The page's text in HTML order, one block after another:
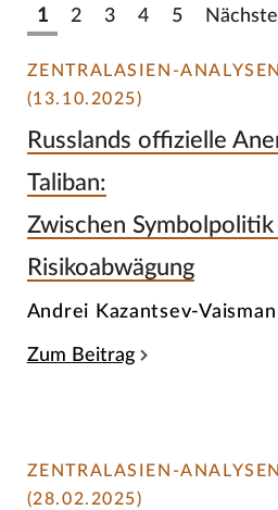
1 2 3 4 5 Nächste
ZENTRALASIEN-
(13.10.2025)
Russlands offizielle
Taliban:
Zwischen Symbolpolitik
Risikoabwägung
Andrei Kazantsev-
Zum Beitrag
ZENTRALASIEN-
(28.02.2025)